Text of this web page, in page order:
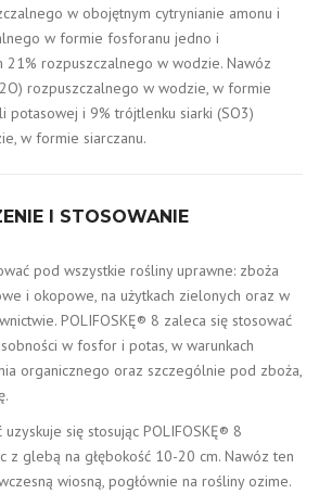
w obojętnym cytrynianie amonu i
w formie fosforanu jedno i
21% rozpuszczalnego w wodzie. Nawóz
rozpuszczalnego w wodzie, w formie
potasowej i 9% trójtlenku siarki (SO3)
w formie siarczanu.
I STOSOWANIE
pod wszystkie rośliny uprawne: zboża
i okopowe, na użytkach zielonych oraz w
POLIFOSKĘ® 8 zaleca się stosować
w fosfor i potas, w warunkach
organicznego oraz szczególnie pod zboża,
się stosując POLIFOSKĘ® 8
z glebą na głębokość 10-20 cm. Nawóz ten
wiosną, pogłównie na rośliny ozime.